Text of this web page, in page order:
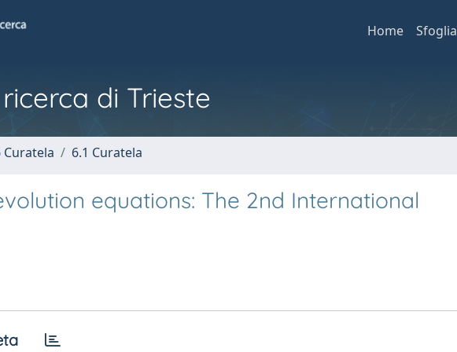
Home Sfoglia
di Trieste
Curatela 6.1 Curatela
equations: The 2nd International